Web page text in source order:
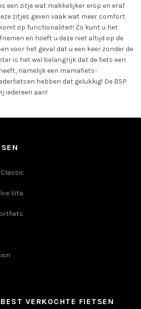
een zitje wat makkelijker erop en eraf
zitjes geven vaak wat meer comfort
op functionaliteit! Zo kunt u het
en hoeft u deze niet altijd op de
voor het geval dat u een keer zonder de
is het wel belangrijk dat de fiets een
namelijk een mamafiets-
hebben dat gelukkig! De BSP
iedereen aan!
Vita
VERKOCHTE FIETSEN